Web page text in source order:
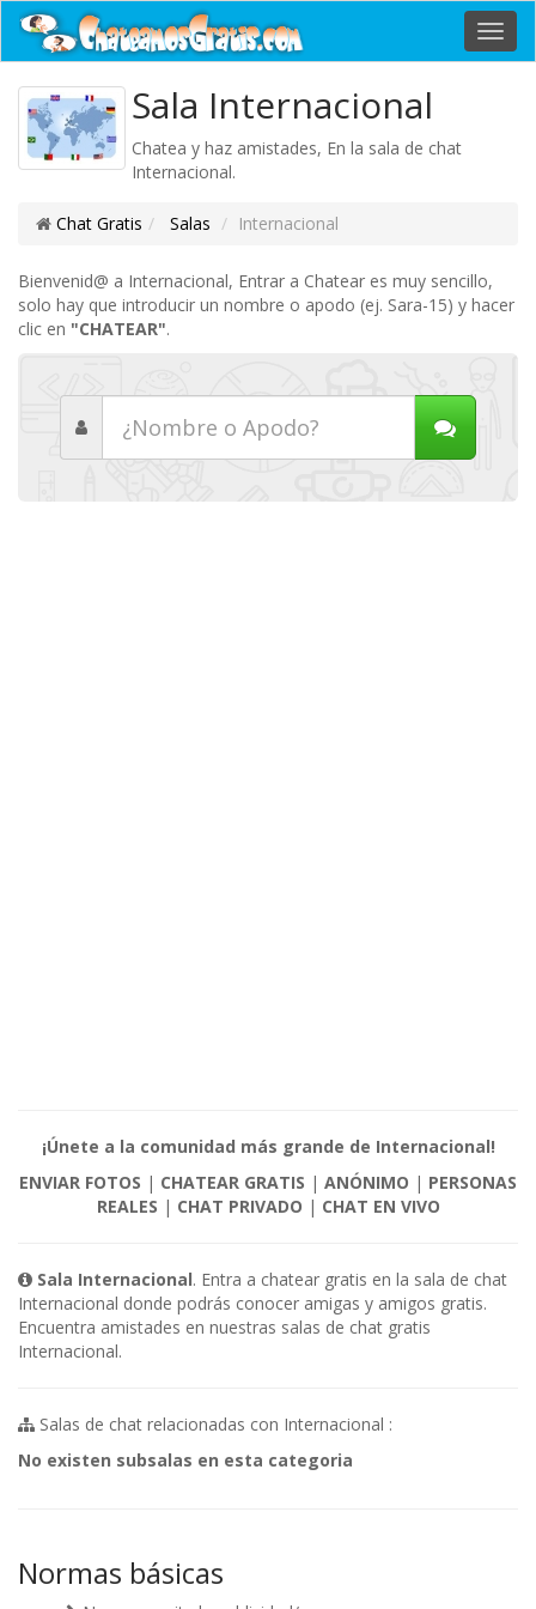
Sala Internacional
Chatea y haz amistades, En la sala de chat
Internacional.
Chat Gratis Salas Internacional
Bienvenid@ a Internacional, Entrar a Chatear es muy sencillo,
solo hay que introducir un nombre o apodo (ej. Sara-15) y hacer
clic en "CHATEAR".
¡Únete a la comunidad más grande de Internacional!
ENVIAR FOTOS | CHATEAR GRATIS | ANÓNIMO | PERSONAS
REALES | CHAT PRIVADO | CHAT EN VIVO
Sala Internacional. Entra a chatear gratis en la sala de chat
Internacional donde podrás conocer amigas y amigos gratis.
Encuentra amistades en nuestras salas de chat gratis
Internacional.
Salas de chat relacionadas con Internacional :
No existen subsalas en esta categoria
Normas básicas